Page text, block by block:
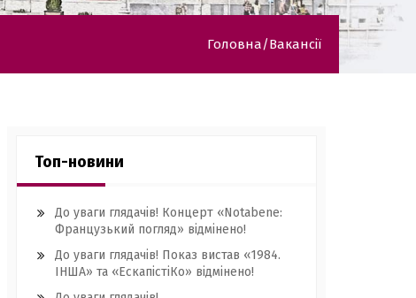
Головна Вакансії
Топ-новини
До уваги глядачів! Концерт «Notabene:
Французький погляд» відмінено!
До уваги глядачів! Показ вистав «1984.
ІНША» та «ЕскапістіКо» відмінено!